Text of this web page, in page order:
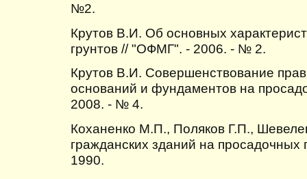
№2.
Крутов В.И. Об основных
грунтов // "ОФМГ". - 2006. - № 2.
Крутов В.И. Совершенствование
оснований и фундаментов на
2008. - № 4.
Коханенко М.П., Поляков Г.П.,
гражданских зданий на просадочных
1990.